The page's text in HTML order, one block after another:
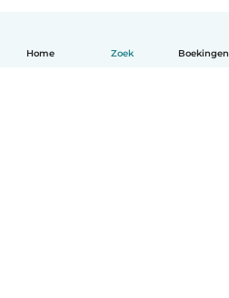
Home Zoek Boekingen